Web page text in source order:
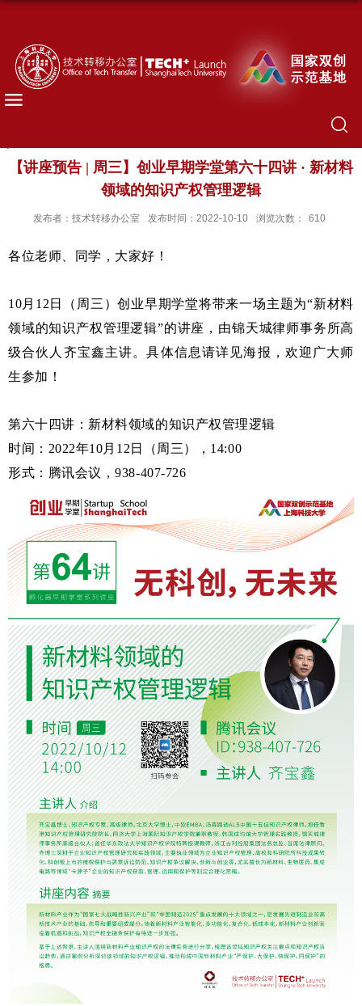
【讲座预告 | 周三】创业早期学堂第六十四讲 · 新材料
领域的知识产权管理逻辑
发布者：技术转移办公室 发布时间：2022-10-10 浏览次数： 610
各位老师、同学，大家好！
10月12日（周三）创业早期学堂将带来一场主题为“新材料
领域的知识产权管理逻辑”的讲座，由锦天城律师事务所高
级合伙人齐宝鑫主讲。具体信息请详见海报，欢迎广大师
生参加！
第六十四讲：新材料领域的知识产权管理逻辑
时间：2022年10月12日（周三），14:00
形式：腾讯会议，938-407-726